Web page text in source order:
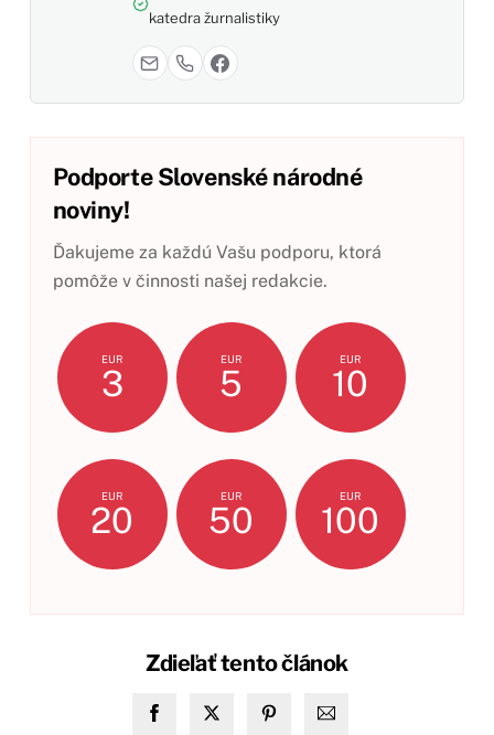
katedra žurnalistiky
Podporte Slovenské národné
noviny!
Ďakujeme za každú Vašu podporu, ktorá
pomôže v činnosti našej redakcie.
EUR
3
EUR
5
EUR
10
EUR
20
EUR
50
EUR
100
Zdieľať tento článok